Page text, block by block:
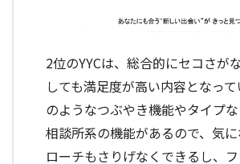
2位のYYCは、総合的にセコさが
しても満足度が高い内容となっ
のようなつぶやき機能やタイプ
相談所系の機能があるので、気
ローチもさりげなくできるし、